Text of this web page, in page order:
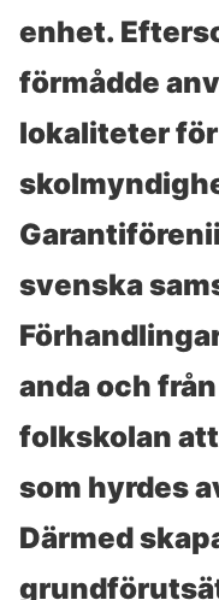
enhet.
förmådde
lokaliteter
svenska
anda och
folkskolan
som hyrdes
Därmed